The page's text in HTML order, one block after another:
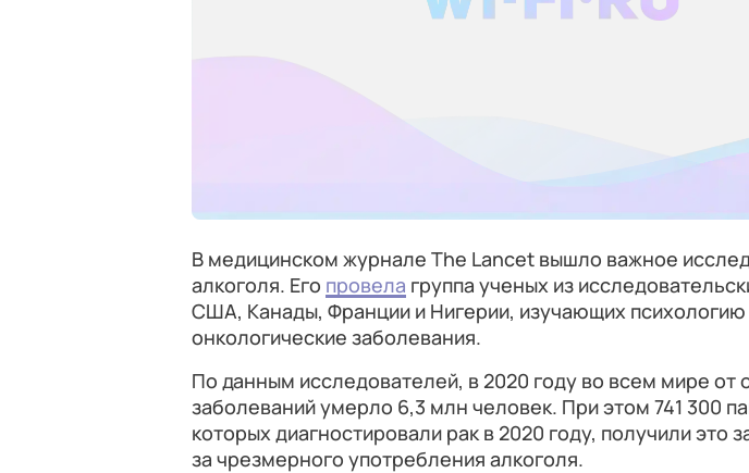
В медицинском журнале The Lancet вышло важное
алкоголя. Его провела группа ученых из
США, Канады, Франции и Нигерии, изучающих психологию
онкологические заболевания.
По данным исследователей, в 2020 году во всем мире от
заболеваний умерло 6,3 млн человек. При этом 741 300
которых диагностировали рак в 2020 году, получили это
за чрезмерного употребления алкоголя.